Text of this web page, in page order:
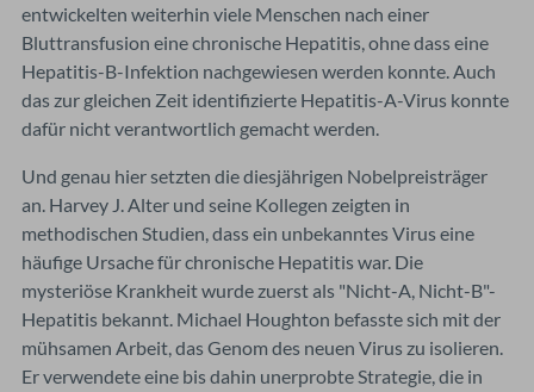
entwickelten weiterhin viele Menschen nach einer
Bluttransfusion eine chronische Hepatitis, ohne dass eine
Hepatitis-B-Infektion nachgewiesen werden konnte. Auch
das zur gleichen Zeit identifizierte Hepatitis-A-Virus konnte
dafür nicht verantwortlich gemacht werden.
Und genau hier setzten die diesjährigen Nobelpreisträger
an. Harvey J. Alter und seine Kollegen zeigten in
methodischen Studien, dass ein unbekanntes Virus eine
häufige Ursache für chronische Hepatitis war. Die
mysteriöse Krankheit wurde zuerst als "Nicht-A, Nicht-B"-
Hepatitis bekannt. Michael Houghton befasste sich mit der
mühsamen Arbeit, das Genom des neuen Virus zu isolieren.
Er verwendete eine bis dahin unerprobte Strategie, die in